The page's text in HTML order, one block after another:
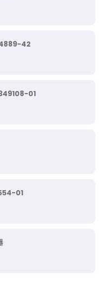
42
01
01